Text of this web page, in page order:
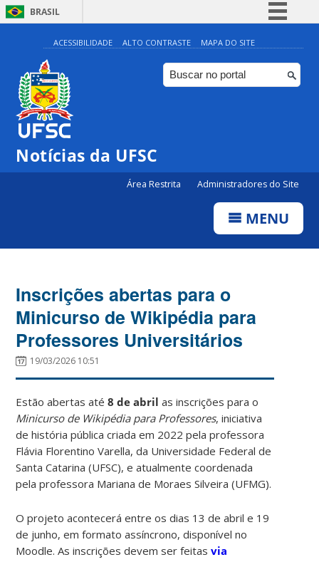
BRASIL
Simplifique!
Comunica BR
Participe
ACESSIBILIDADE ALTO CONTRASTE MAPA DO SITE
Notícias da UFSC
Área Restrita Administradores do Site
MENU
Inscrições abertas para o
Minicurso de Wikipédia para
Professores Universitários
19/03/2026 10:51
Estão abertas até8 de abril as inscrições para o
Minicurso de Wikipédia para Professores, iniciativa
de história pública criada em 2022 pela professora
Flávia Florentino Varella, da Universidade Federal de
Santa Catarina (UFSC), e atualmente coordenada
pela professora Mariana de Moraes Silveira (UFMG).
O projeto acontecerá entre os dias 13 de abril e 19
de junho, em formato assíncrono, disponível no
Moodle. As inscrições devem ser feitasvia